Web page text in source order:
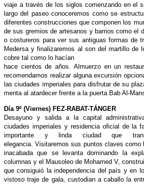
viaje a través de los siglos comenzando en el
largo del paseo conoceremos como se
diferentes construcciones que componen los
de sus gremios de artesanos y barrios como el
o costureros para ver sus antiguas formas de
Medersa y finalizaremos al son del martillo de
cobre tal como lo hacían
hace cientos de años. Almuerzo en un
recomendamos realizar alguna excursión
las ciudades imperiales para disfrutar de su
menta al atardecer frente a la puerta Bab Al-
Día 9º (Viernes) FEZ-RABAT-TÁNGER
Desayuno y salida a la capital
ciudades imperiales y residencia oficial de la
importante y linda ciudad que
elegancia. Visitaremos sus puntos claves como
inacabada que se levanta dominando la
columnas y el Mausoleo de Mohamed V,
que consiguió la independencia del país y en
vistoso traje de gala, custodian a caballo la